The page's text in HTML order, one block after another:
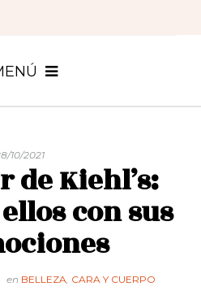
10/2021
de Kiehl’s:
con sus
en BELLEZA, CARA Y CUERPO